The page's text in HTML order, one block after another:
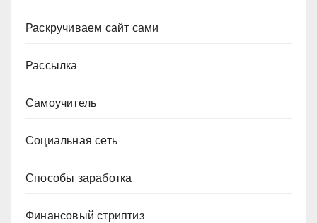
Раскручиваем сайт сами
Рассылка
Самоучитель
Социальная сеть
Способы заработка
Финансовый стриптиз